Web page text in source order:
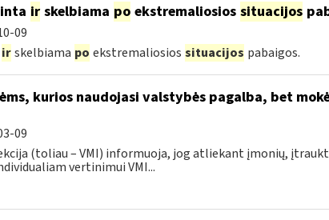
irskelbiama po ekstremaliosios situacijos
09
ir skelbiama po ekstremaliosios situacijos pabaigos.
kurios naudojasi valstybės pagalba, bet
09
(toliau – VMI) informuoja, jog atliekant įmonių,
vertinimui VMI...